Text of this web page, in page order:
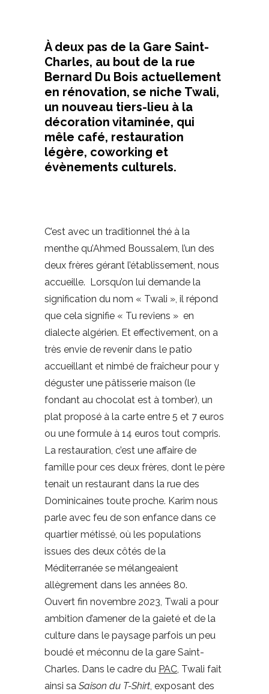
À deux pas de la Gare Saint-
Charles, au bout de la rue
Bernard Du Bois actuellement
en rénovation, se niche Twali,
un nouveau tiers-lieu à la
décoration vitaminée, qui
mêle café, restauration
légère, coworking et
évènements culturels.
C’est avec un traditionnel thé à la
menthe qu’Ahmed Boussalem, l’un des
deux frères gérant l’établissement, nous
accueille. Lorsqu’on lui demande la
signification du nom « Twali », il répond
que cela signifie « Tu reviens » en
dialecte algérien. Et effectivement, on a
très envie de revenir dans le patio
accueillant et nimbé de fraîcheur pour y
déguster une pâtisserie maison (le
fondant au chocolat est à tomber), un
plat proposé à la carte entre 5 et 7 euros
ou une formule à 14 euros tout compris.
La restauration, c’est une affaire de
famille pour ces deux frères, dont le père
tenait un restaurant dans la rue des
Dominicaines toute proche. Karim nous
parle avec feu de son enfance dans ce
quartier métissé, où les populations
issues des deux côtés de la
Méditerranée se mélangeaient
allègrement dans les années 80.
Ouvert fin novembre 2023, Twali a pour
ambition d’amener de la gaieté et de la
culture dans le paysage parfois un peu
boudé et méconnu de la gare Saint-
Charles. Dans le cadre du PAC , Twali fait
ainsi sa Saison du T-Shirt , exposant des